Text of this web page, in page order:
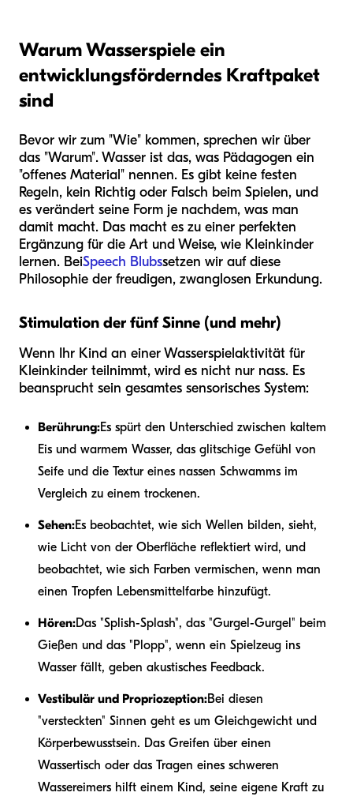
Warum Wasserspiele ein
entwicklungsförderndes Kraftpaket
sind
Bevor wir zum "Wie" kommen, sprechen wir über
das "Warum". Wasser ist das, was Pädagogen ein
"offenes Material" nennen. Es gibt keine festen
Regeln, kein Richtig oder Falsch beim Spielen, und
es verändert seine Form je nachdem, was man
damit macht. Das macht es zu einer perfekten
Ergänzung für die Art und Weise, wie Kleinkinder
lernen. BeiSpeech Blubssetzen wir auf diese
Philosophie der freudigen, zwanglosen Erkundung.
Stimulation der fünf Sinne (und mehr)
Wenn Ihr Kind an einer Wasserspielaktivität für
Kleinkinder teilnimmt, wird es nicht nur nass. Es
beansprucht sein gesamtes sensorisches System:
Berührung:Es spürt den Unterschied zwischen kaltem
Eis und warmem Wasser, das glitschige Gefühl von
Seife und die Textur eines nassen Schwamms im
Vergleich zu einem trockenen.
Sehen:Es beobachtet, wie sich Wellen bilden, sieht,
wie Licht von der Oberfläche reflektiert wird, und
beobachtet, wie sich Farben vermischen, wenn man
einen Tropfen Lebensmittelfarbe hinzufügt.
Hören:Das "Splish-Splash", das "Gurgel-Gurgel" beim
Gießen und das "Plopp", wenn ein Spielzeug ins
Wasser fällt, geben akustisches Feedback.
Vestibulär und Propriozeption:Bei diesen
"versteckten" Sinnen geht es um Gleichgewicht und
Körperbewusstsein. Das Greifen über einen
Wassertisch oder das Tragen eines schweren
Wassereimers hilft einem Kind, seine eigene Kraft zu